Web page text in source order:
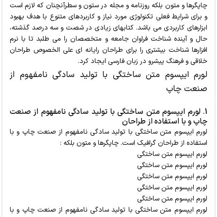
چاپگرها و متون بلکه روزنامه و مجله در ستون و سطرآنچنان که لازم است
و برای شرایط فعلی تکنولوژی مورد نیاز و کاربردهای متنوع با هدف بهبود
ابزارهای کاربردی می باشد. کتابهای زیادی در شصت و سه درصد گذشته،
حال و آینده شناخت فراوان جامعه و متخصصان را می طلبد تا با نرم
افزارها شناخت بیشتری را برای طراحان رایانه ای علی الخصوص طراحان
خلاقی و فرهنگ پیشرو در زبان فارسی ایجاد کرد.
لورم ایپسوم متن ساختگی با تولید سادگی نامفهوم از
صنعت چاپ
1. لورم ایپسوم متن ساختگی با تولید سادگی نامفهوم از صنعت
چاپ و با استفاده از طراحان
لورم ایپسوم متن ساختگی با تولید سادگی نامفهوم از صنعت چاپ و با
استفاده از طراحان گرافیک است. چاپگرها و متون بلکه :
لورم ایپسوم متن ساختگی
لورم ایپسوم متن ساختگی
لورم ایپسوم متن ساختگی
لورم ایپسوم متن ساختگی
لورم ایپسوم متن ساختگی
لورم ایپسوم متن ساختگی با تولید سادگی نامفهوم از صنعت چاپ و با